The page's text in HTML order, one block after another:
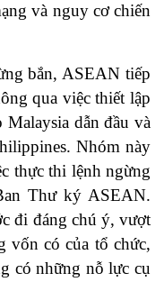
và nguy cơ chiến
bắn, ASEAN tiếp
qua việc thiết lập
dẫn đầu và
Nhóm này
thực thi lệnh ngừng
Thư ký ASEAN.
đi đáng chú ý, vượt
vốn có của tổ chức,
có những nỗ lực cụ